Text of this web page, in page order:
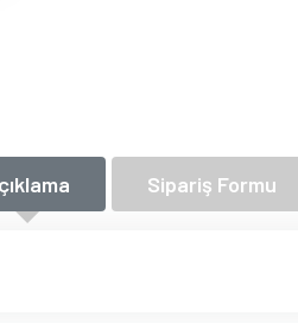
Sipariş Formu